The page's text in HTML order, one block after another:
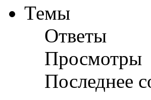
Темы
Ответы
Просмотры
Последнее